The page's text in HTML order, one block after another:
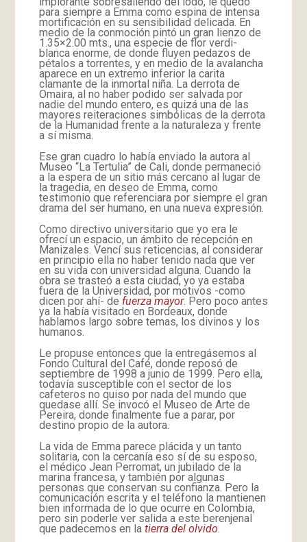
para siempre a Emma como espina de intensa
mortificación en su sensibilidad delicada. En
medio de la conmoción pintó un gran lienzo de
1.35×2.00 mts., una especie de flor verdi-
blanca enorme, de donde fluyen pedazos de
pétalos a torrentes, y en medio de la avalancha
aparece en un extremo inferior la carita
clamante de la inmortal niña. La derrota de
Omaira, al no haber podido ser salvada por
nadie del mundo entero, es quizá una de las
mayores reiteraciones simbólicas de la derrota
de la Humanidad frente a la naturaleza y frente
a sí misma.
Ese gran cuadro lo había enviado la autora al
Museo “La Tertulia” de Cali, donde permaneció
a la espera de un sitio más cercano al lugar de
la tragedia, en deseo de Emma, como
testimonio que referenciara por siempre el gran
drama del ser humano, en una nueva expresión.
Como directivo universitario que yo era le
ofrecí un espacio, un ámbito de recepción en
Manizales. Vencí sus reticencias, al considerar
en principio ella no haber tenido nada que ver
en su vida con universidad alguna. Cuando la
obra se trasteó a esta ciudad, yo ya estaba
fuera de la Universidad, por motivos -como
dicen por ahí- de fuerza mayor. Pero poco antes
ya la había visitado en Bordeaux, donde
hablamos largo sobre temas, los divinos y los
humanos.
Le propuse entonces que la entregásemos al
Fondo Cultural del Café, donde reposó de
septiembre de 1998 a junio de 1999. Pero ella,
todavía susceptible con el sector de los
cafeteros no quiso por nada del mundo que
quedase allí. Se invocó el Museo de Arte de
Pereira, donde finalmente fue a parar, por
destino propio de la autora.
La vida de Emma parece plácida y un tanto
solitaria, con la cercanía eso sí de su esposo,
el médico Jean Perromat, un jubilado de la
marina francesa, y también por algunas
personas que conservan su confianza. Pero la
comunicación escrita y el teléfono la mantienen
bien informada de lo que ocurre en Colombia,
pero sin poderle ver salida a este berenjenal
que padecemos en la tierra del olvido